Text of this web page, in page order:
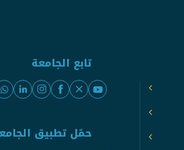
تابع الجامعة
حمّل تطبيق